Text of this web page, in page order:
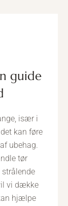
især i
kan føre
ubehag.
tør
strålende
vi dække
hjælpe